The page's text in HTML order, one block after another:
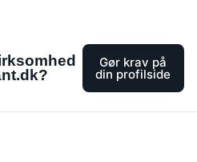
Gør krav på
din profilside